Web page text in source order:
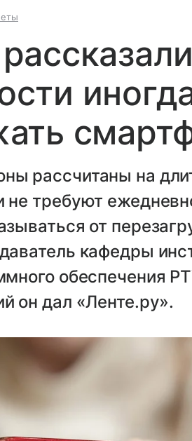
рассчитаны на
не требуют
от
кафедры
обеспечения
он дал «Ленте.ру».